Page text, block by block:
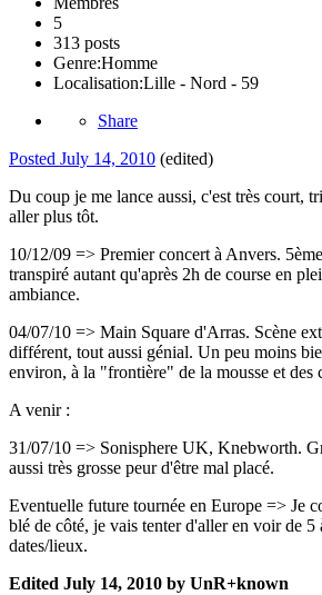
5
313 posts
Genre:Homme
Localisation:Lille - Nord - 59
Share
Posted July 14, 2010 (edited)
Du coup je me lance aussi, c'est très court,
aller plus tôt.
10/12/09 => Premier concert à Anvers.
transpiré autant qu'après 2h de course en
ambiance.
04/07/10 => Main Square d'Arras. Scène
différent, tout aussi génial. Un peu moins
environ, à la "frontière" de la mousse et des
A venir :
31/07/10 => Sonisphere UK, Knebworth.
aussi très grosse peur d'être mal placé.
Eventuelle future tournée en Europe => Je
blé de côté, je vais tenter d'aller en voir de 5
dates/lieux.
Edited July 14, 2010 by UnR+known